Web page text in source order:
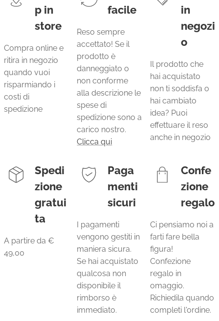
p in
store
Compra online e
ritira in negozio
quando vuoi
risparmiando i
costi di
spedizione
facile
Reso sempre
accettato! Se il
prodotto è
danneggiato o
non conforme
alla descrizione le
spese di
spedizione sono a
carico nostro.
Clicca qui
in
negozi
o
Il prodotto che
hai acquistato
non ti soddisfa o
hai cambiato
idea? Puoi
effettuare il reso
anche in negozio
Spedi
zione
gratui
ta
A partire da €
49,00
Paga
menti
sicuri
I pagamenti
vengono gestiti in
maniera sicura.
Se hai acquistato
qualcosa non
disponibile il
rimborso è
immediato.
Confe
zione
regalo
Ci pensiamo noi a
farti fare bella
figura!
Confezione
regalo in
omaggio.
Richiedila quando
completi l'ordine.